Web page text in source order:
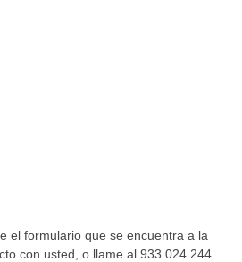
el formulario que se encuentra a la
con usted, o llame al 933 024 244